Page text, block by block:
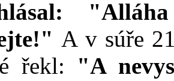
A v súře
řekl: "A